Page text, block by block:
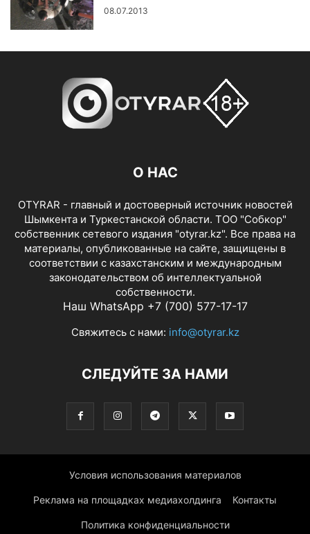
08.07.2013
О НАС
OTYRAR - главный и достоверный источник новостей
Шымкента и Туркестанской области. ТОО "Собкор"
собственник сетевого издания "otyrar.kz". Все права на
материалы, опубликованные на сайте, защищены в
соответствии с казахстанским и международным
законодательством об интеллектуальной
собственности.
Наш WhatsApp +7 (700) 577-17-17
Свяжитесь с нами: info@otyrar.kz
СЛЕДУЙТЕ ЗА НАМИ
Условия использования материалов
Реклама на площадках медиахолдинга Контакты
Политика конфиденциальности